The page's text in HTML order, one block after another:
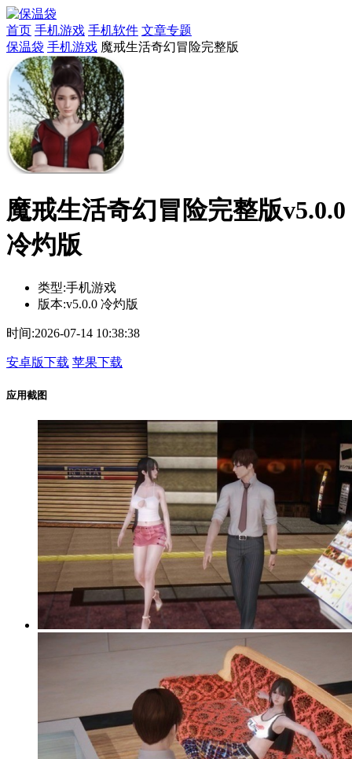
首页 手机游戏 手机软件 文章专题
保温袋 手机游戏 魔戒生活奇幻冒险完整版
魔戒生活奇幻冒险完整版v5.0.0
冷灼版
类型:手机游戏
版本:v5.0.0 冷灼版
时间:2026-07-14 10:38:38
安卓版下载 苹果下载
应用截图